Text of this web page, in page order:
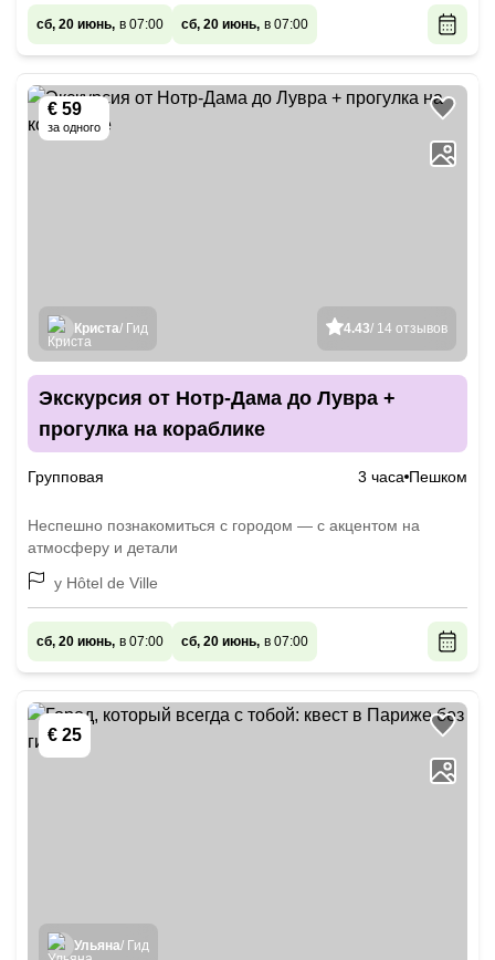
сб, 20 июнь, в 07:00 сб, 20 июнь, в 07:00
€ 59
за одного
4.43/ 14 отзывов
Криста/ Гид
Экскурсия от Нотр-Дама до Лувра +
прогулка на кораблике
Групповая 3 часа Пешком
Неспешно познакомиться с городом — с акцентом на
атмосферу и детали
у Hôtel de Ville
сб, 20 июнь, в 07:00 сб, 20 июнь, в 07:00
€ 25
Ульяна/ Гид